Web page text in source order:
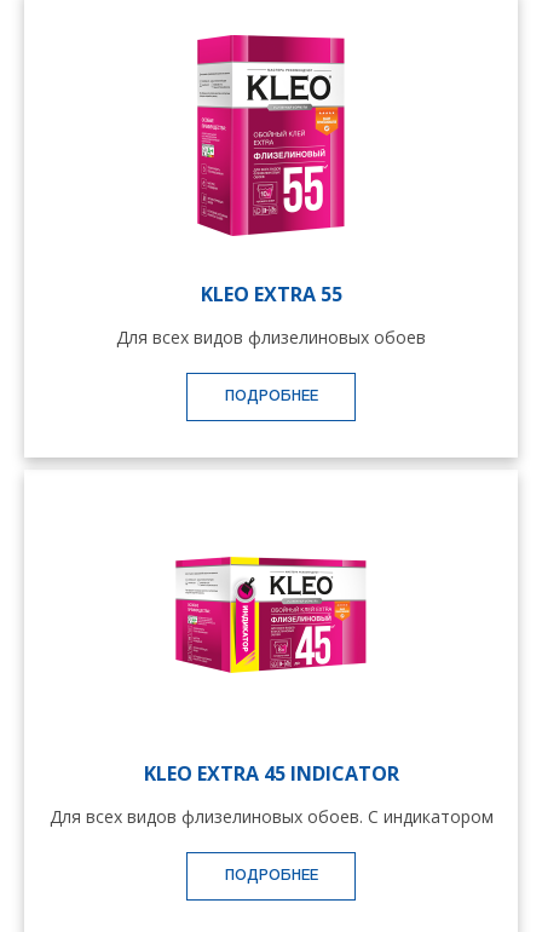
KLEO EXTRA 55
Для всех видов флизелиновых обоев
ПОДРОБНЕЕ
KLEO EXTRA 45 INDICATOR
Для всех видов флизелиновых обоев. С индикатором
ПОДРОБНЕЕ